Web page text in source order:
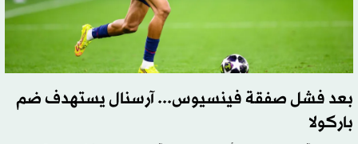
بعد فشل صفقة فينسيوس... آرسنال يستهدف ضم
باركولا